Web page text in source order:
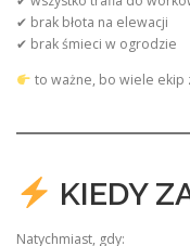
✔ brak błota na elewacji
✔ brak śmieci w ogrodzie
to ważne, bo wiele ekip
KIEDY
Natychmiast, gdy: